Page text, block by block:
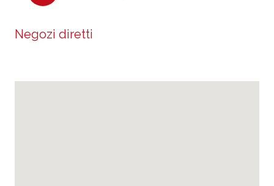
Negozi diretti